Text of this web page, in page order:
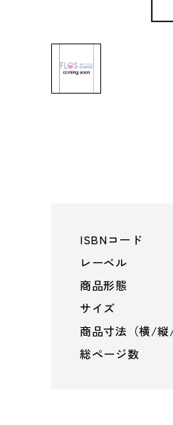
ISBNコード
レーベル
商品形態
サイズ
商品寸法（横/縦/
総ページ数